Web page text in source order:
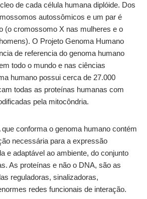
de cada célula humana diplóide. Dos
autossômicos e um par é
(o cromossomo X nas mulheres e o
O Projeto Genoma Humano
de referencia do genoma humano
todo o mundo e nas ciências
humano possui cerca de 27.000
todas as proteínas humanas com
pela mitocôndria.
conforma o genoma humano contém
necessária para a expressão
e adaptável ao ambiente, do conjunto
As proteínas e não o DNA, são as
reguladoras, sinalizadoras,
redes funcionais de interação.